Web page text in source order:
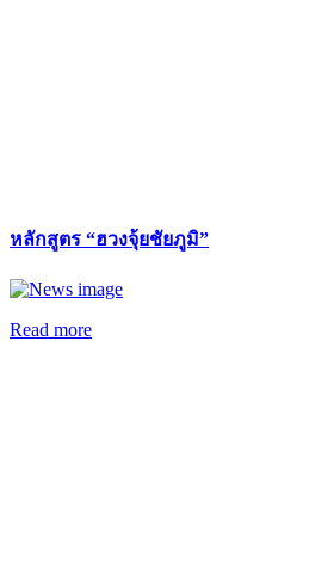
หลักสูตร “ฮวงจุ้ยชัยภูมิ”
Read more